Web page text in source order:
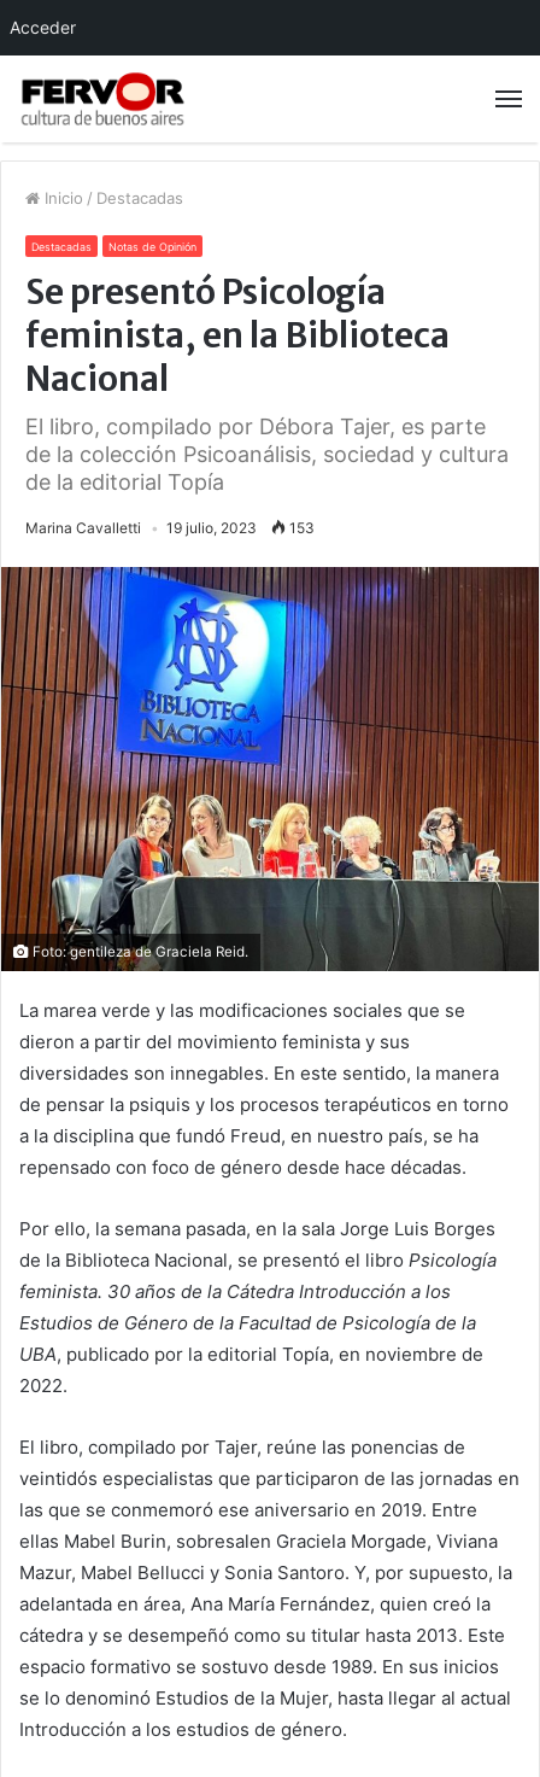
Inicio / Destacadas
Destacadas Notas de Opinión
Se presentó Psicología
feminista, en la Biblioteca
Nacional
El libro, compilado por Débora Tajer, es parte
de la colección Psicoanálisis, sociedad y cultura
de la editorial Topía
Marina Cavalletti 19 julio, 2023 153
Foto: gentileza de Graciela Reid.
La marea verde y las modificaciones sociales que se
dieron a partir del movimiento feminista y sus
diversidades son innegables. En este sentido, la manera
de pensar la psiquis y los procesos terapéuticos en torno
a la disciplina que fundó Freud, en nuestro país, se ha
repensado con foco de género desde hace décadas.
Por ello, la semana pasada, en la sala Jorge Luis Borges
de la Biblioteca Nacional, se presentó el libro Psicología
feminista. 30 años de la Cátedra Introducción a los
Estudios de Género de la Facultad de Psicología de la
UBA, publicado por la editorial Topía, en noviembre de
2022.
El libro, compilado por Tajer, reúne las ponencias de
veintidós especialistas que participaron de las jornadas en
las que se conmemoró ese aniversario en 2019. Entre
ellas Mabel Burin, sobresalen Graciela Morgade, Viviana
Mazur, Mabel Bellucci y Sonia Santoro. Y, por supuesto, la
adelantada en área, Ana María Fernández, quien creó la
cátedra y se desempeñó como su titular hasta 2013. Este
espacio formativo se sostuvo desde 1989. En sus inicios
se lo denominó Estudios de la Mujer, hasta llegar al actual
Introducción a los estudios de género.
Acceder